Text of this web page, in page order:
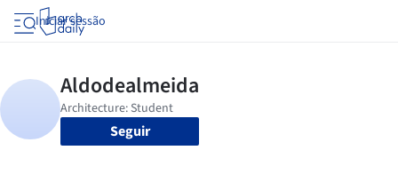
Iniciar sessão
Seguir